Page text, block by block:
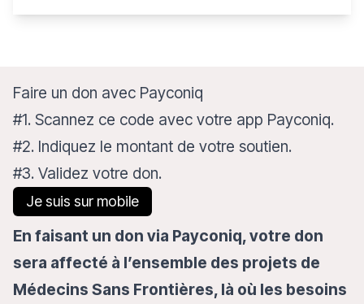
Faire un don avec Payconiq
#1. Scannez ce code avec votre app Payconiq.
#2. Indiquez le montant de votre soutien.
#3. Validez votre don.
Je suis sur mobile
En faisant un don via Payconiq, votre don
sera affecté à l’ensemble des projets de
Médecins Sans Frontières, là où les besoins